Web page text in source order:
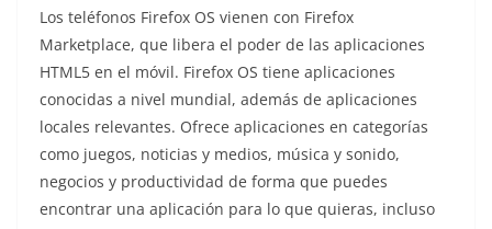
Los teléfonos Firefox OS vienen con Firefox
Marketplace, que libera el poder de las aplicaciones
HTML5 en el móvil. Firefox OS tiene aplicaciones
conocidas a nivel mundial, además de aplicaciones
locales relevantes. Ofrece aplicaciones en categorías
como juegos, noticias y medios, música y sonido,
negocios y productividad de forma que puedes
encontrar una aplicación para lo que quieras, incluso